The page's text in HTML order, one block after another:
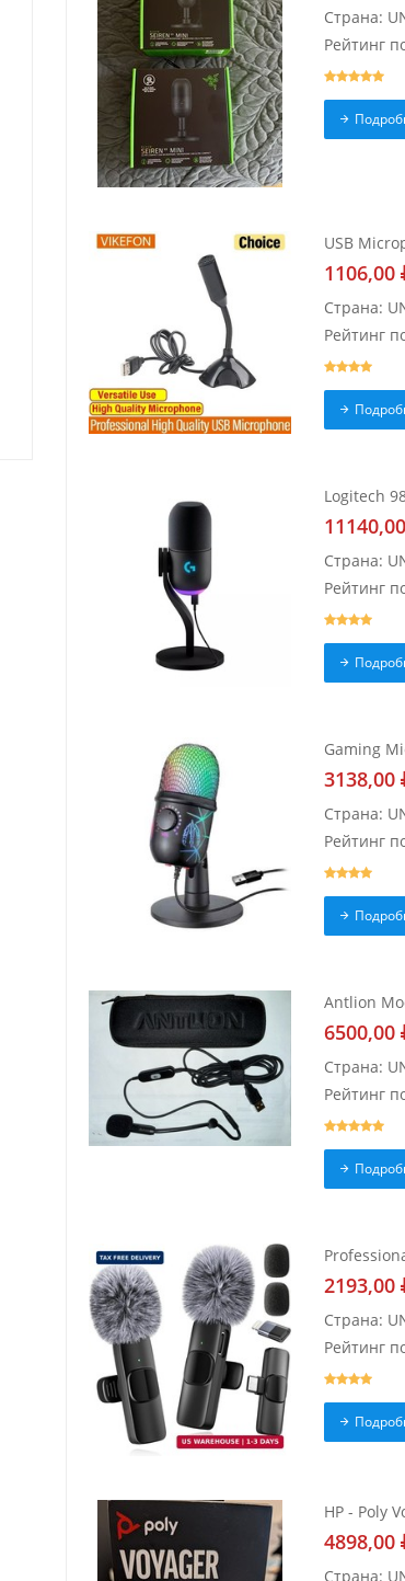
Страна:
Рейтинг
USB
1106,00
Страна:
Рейтинг
Logitech
11140,00
Страна:
Рейтинг
Gaming
3138,00
Страна:
Рейтинг
Antlion
6500,00
Страна:
Рейтинг
2193,00
Страна:
Рейтинг
HP - Poly
4898,00
Страна: